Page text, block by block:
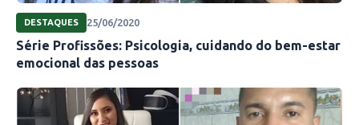
DESTAQUES 25/06/2020
Série Profissões: Psicologia, cuidando do bem-estar
emocional das pessoas